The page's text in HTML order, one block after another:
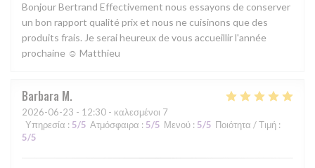
Bonjour Bertrand Effectivement nous essayons de conserver
un bon rapport qualité prix et nous ne cuisinons que des
produits frais. Je serai heureux de vous accueillir l'année
prochaine ☺ Matthieu
Barbara M
2026-06-23 - 12:30 - καλεσμένοι 7
Υπηρεσία : 5/5 Ατμόσφαιρα : 5/5 Μενού : 5/5 Ποιότητα / Τιμή :
5/5